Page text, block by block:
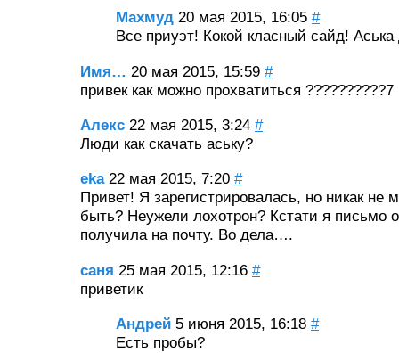
Махмуд 20 мая 2015, 16:05 #
Все приуэт! Кокой класный сайд! Аська
Имя… 20 мая 2015, 15:59 #
привек как можно прохватиться ??????????7
Алекс 22 мая 2015, 3:24 #
Люди как скачать аську?
eka 22 мая 2015, 7:20 #
Привет! Я зарегистрировалась, но никак не
быть? Неужели лохотрон? Кстати я письмо
получила на почту. Во дела….
саня 25 мая 2015, 12:16 #
приветик
Андрей 5 июня 2015, 16:18 #
Есть пробы?